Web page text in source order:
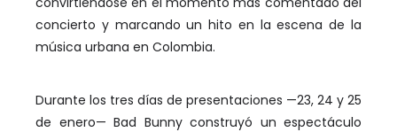
concierto y marcando un hito en la escena de la
música urbana en Colombia.
Durante los tres días de presentaciones —23, 24 y 25
de enero— Bad Bunny construyó un espectáculo